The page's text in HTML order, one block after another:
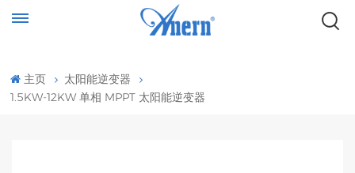
主页
太阳能逆变器
1.5KW-12KW 单相 MPPT 太阳能逆变器